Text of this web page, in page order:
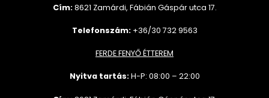
Cím:8621 Zamárdi, Fábián Gáspár utca 17.
Telefonszám: +36/30 732 9563
FERDE FENYŐ ÉTTEREM
Nyitva tartás:H-P: 08:00 – 22:00